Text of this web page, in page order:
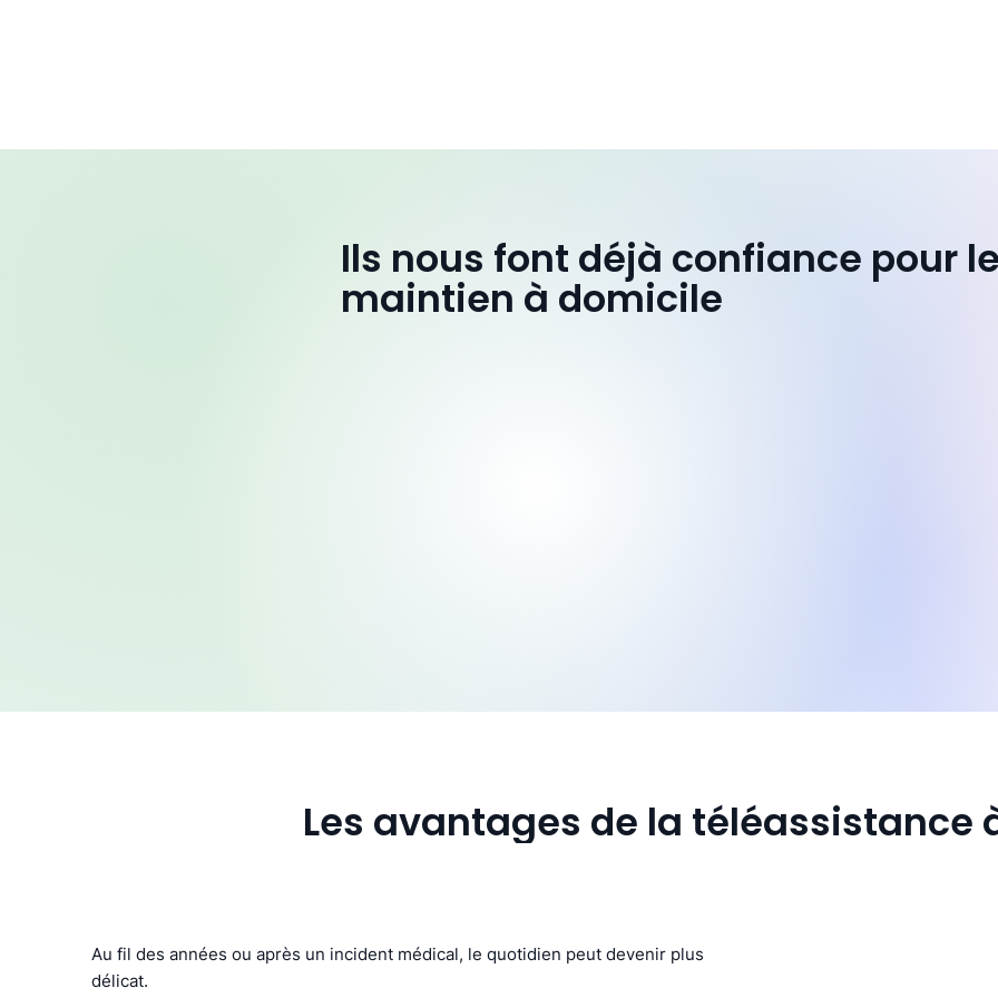
Ils nous font déjà confiance pour
maintien à domicile
Les avantages de la téléassistance
Au fil des années ou après un incident médical, le quotidien peut devenir plus
délicat.